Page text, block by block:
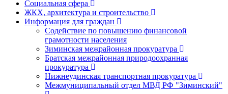
Социальная сфера
ЖКХ, архитектура и строительство
Информация для граждан
Содействие по повышению финансовой
грамотности населения
Зиминская межрайонная прокуратура
Братская межрайонная природоохранная
прокуратура
Нижнеудинская транспортная прокуратура
Межмуниципальный отдел МВД РФ "Зиминский"